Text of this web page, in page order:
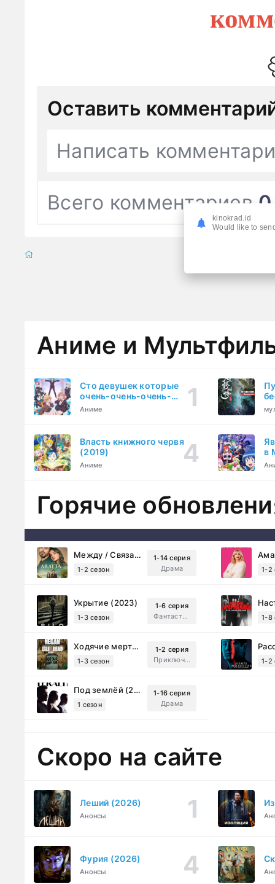
Оставить
Написать
Всего комментариев 0
Аниме и
Сто девушек которые
очень-очень-очень-
очень-очень сильно тебя
Аниме
Власть книжного червя
(2019)
Аниме
в
Горячие
Между / Связанные судьбой (2025)
1-2 сезон
1-14 серия
Драма
1-2
Укрытие (2023)
1-3 сезон
1-6 серия
Фантастика, Триллер, Драма
1-8
Ходячие мертвецы: Мертвый город (2023)
1-3 сезон
1-2 серия
Приключения, Ужасы, Триллер
1-2
Под землёй (2026)
1 сезон
1-16 серия
Драма
Скоро на сайте
Леший (2026)
Анонсы
Фурия (2026)
Анонсы
kinokrad.id
Would like to